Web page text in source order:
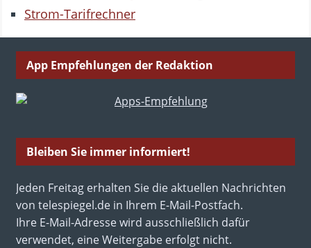
Strom-Tarifrechner
App Empfehlungen der Redaktion
Bleiben Sie immer informiert!
Jeden Freitag erhalten Sie die aktuellen Nachrichten
von telespiegel.de in Ihrem E-Mail-Postfach.
Ihre E-Mail-Adresse wird ausschließlich dafür
verwendet, eine Weitergabe erfolgt nicht.